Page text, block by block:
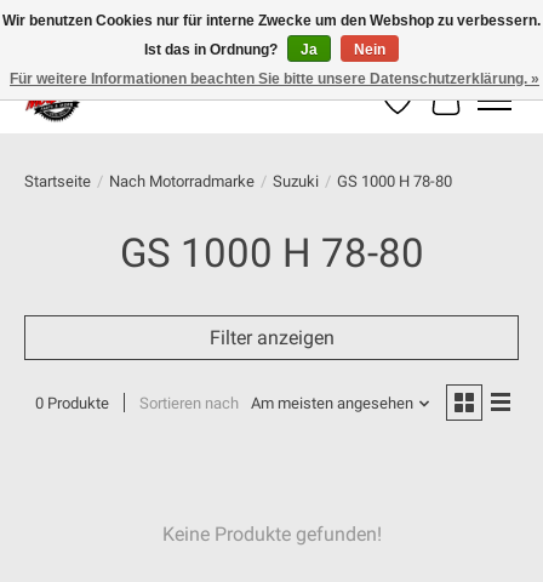
100% schweizer Onlineshop für Dein Motorrad
Wunschzettel
Ihr
Startseite / Nach Motorradmarke / Suzuki / GS 1000 H 78-80
GS 1000 H 78-80
Filter anzeigen
0 Produkte Sortieren nach Am meisten angesehen
Keine Produkte gefunden!
Wir benutzen Cookies nur für interne Zwecke um den Webshop zu verbessern.
Ist das in Ordnung?
Ja
Nein
Für weitere Informationen beachten Sie bitte unsere Datenschutzerklärung. »